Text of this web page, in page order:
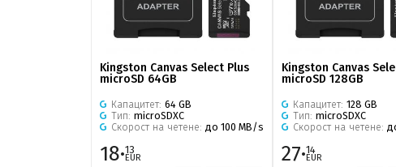
Kingston Canvas Select Plus
microSD 64GB
Капацитет: 64 GB
Тип: microSDXC
Скорост на четене: до 100 MB/s
18·13
EUR
Kingston Canvas
microSD 128GB
Капацитет: 128 GB
Тип: microSDXC
Скорост на четене:
27·14
EUR